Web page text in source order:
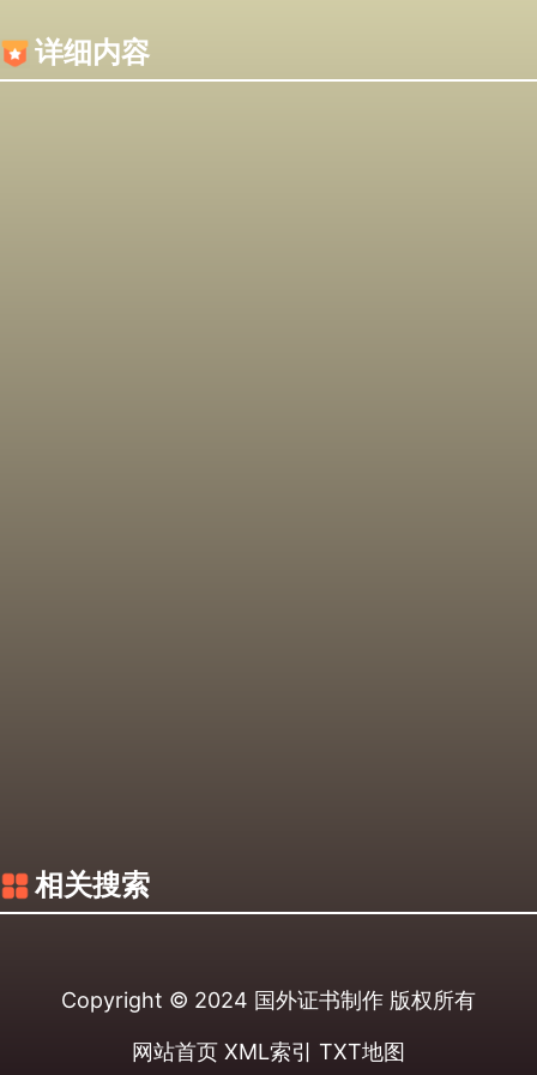
详细内容
相关搜索
Copyright © 2024 国外证书制作 版权所有
网站首页 XML索引 TXT地图